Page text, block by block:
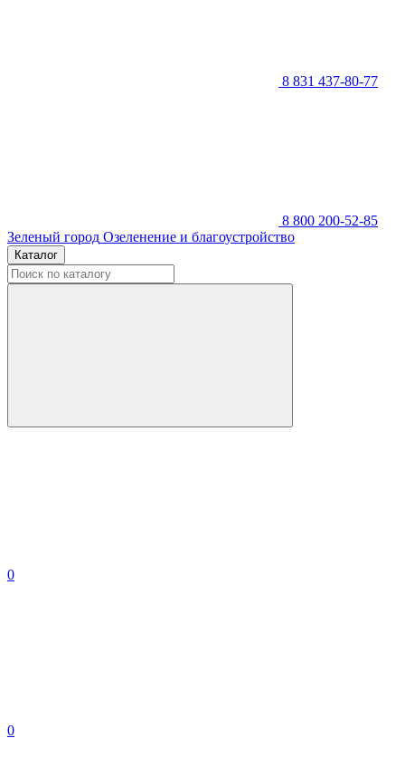
8 831 437-80-77
8 800 200-52-85
Зеленый город Озеленение и благоустройство
Каталог
0
0